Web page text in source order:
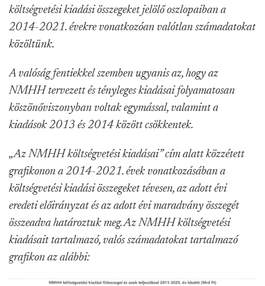
költségvetési kiadási összegeket jelölő oszlopaiban a
2014-2021. évekre vonatkozóan valótlan számadatokat
közöltünk.
A valóság fentiekkel szemben ugyanis az, hogy az
NMHH tervezett és tényleges kiadásai folyamatosan
köszönőviszonyban voltak egymással, valamint a
kiadások 2013 és 2014 között csökkentek.
„Az NMHH költségvetési kiadásai” cím alatt közzétett
grafikonon a 2014-2021. évek vonatkozásában a
költségvetési kiadási összegeket tévesen, az adott évi
eredeti előirányzat és az adott évi maradvány összegét
összeadva határoztuk meg. Az NMHH költségvetési
kiadásait tartalmazó, valós számadatokat tartalmazó
grafikon az alábbi: